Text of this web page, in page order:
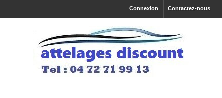
Contactez-nous
Connexion